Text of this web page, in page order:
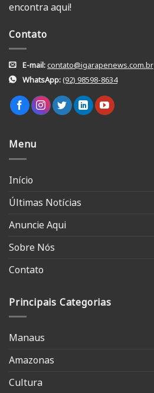
encontra aqui!
Contato
E-mail:contato@igarapenews.com.br
WhatsApp:(92) 98598-8634
Menu
Início
Últimas Notícias
Anuncie Aqui
Sobre Nós
Contato
Principais Categorias
Manaus
Amazonas
Cultura